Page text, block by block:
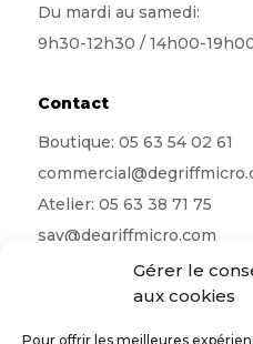
Gérer le
aux cookies
Pour offrir les meilleures
Du mardi au samedi:
9h30-12h30 / 14h00-
Contact
Boutique: 05 63 54 02 61
Atelier: 05 63 38 71 75
sav@degriffmicro.com
16 Avenue de Garban